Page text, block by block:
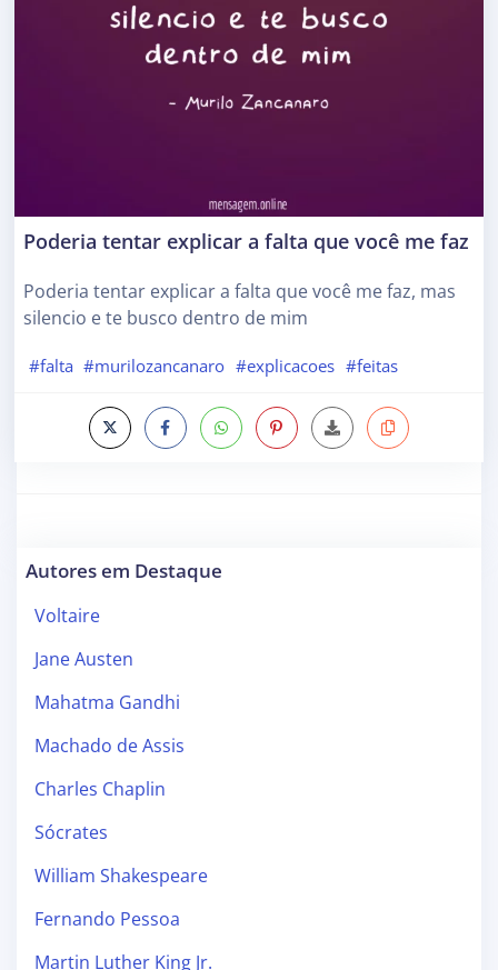
Poderia tentar explicar a falta que você me faz
Poderia tentar explicar a falta que você me faz, mas
silencio e te busco dentro de mim
#falta #murilozancanaro #explicacoes #feitas
Autores em Destaque
Voltaire
Jane Austen
Mahatma Gandhi
Machado de Assis
Charles Chaplin
Sócrates
William Shakespeare
Fernando Pessoa
Martin Luther King Jr.